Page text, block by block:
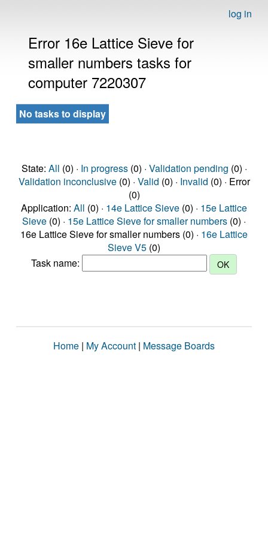
log in
Error 16e Lattice Sieve for
smaller numbers tasks for
computer 7220307
No tasks to display
State: All (0) · In progress(0) · Validation pending (0) ·
Validation inconclusive(0) · Valid (0) · Invalid (0) · Error
(0)
Application: All (0) · 14e Lattice Sieve (0) · 15e Lattice
Sieve (0) · 15e Lattice Sieve for smaller numbers (0) ·
16e Lattice Sieve for smaller numbers (0) · 16e Lattice
Sieve V5 (0)
Task name:
Home | My Account | Message Boards